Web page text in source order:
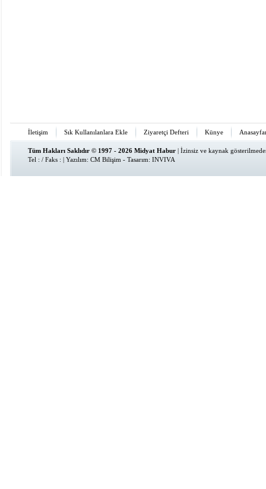
İletişim Sık Kullanılanlara Ekle Ziyaretçi Defteri Künye
Tüm Hakları Saklıdır © 1997 - 2026 Midyat Habur | İzinsiz ve kaynak
Tel : / Faks : | Yazılım: CM Bilişim - Tasarım: INVIVA